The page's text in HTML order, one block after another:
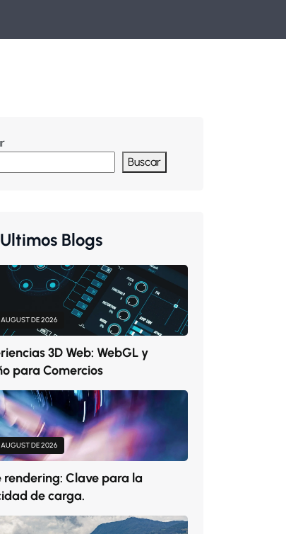
Buscar
Ultimos Blogs
AUGUST DE 2026
3D Web: WebGL y
para Comercios
AUGUST DE 2026
rendering: Clave para la
de carga.